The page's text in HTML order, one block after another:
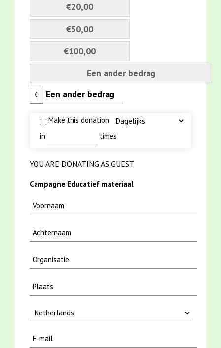
€20,00
€50,00
€100,00
Een ander bedrag
€
Make this donation
in
times
YOU ARE DONATING AS GUEST
Campagne Educatief materiaal